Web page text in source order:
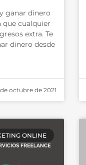
ganar dinero
que cualquier
extra. Te
dinero desde
octubre de 2021
ONLINE